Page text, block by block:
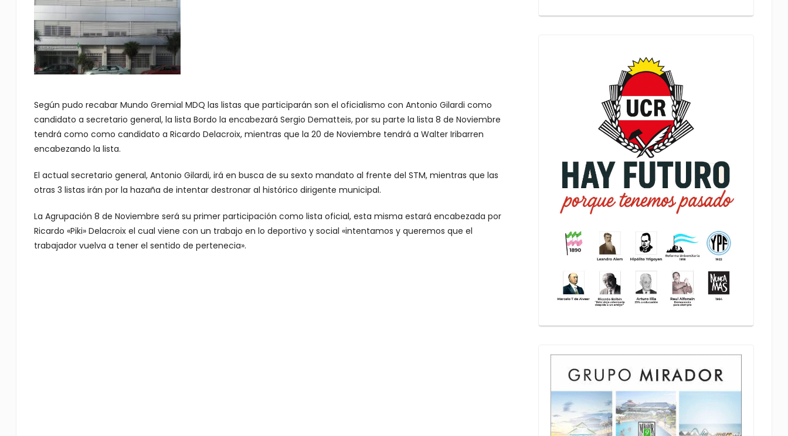
Según pudo recabar Mundo Gremial MDQ las listas que participarán son el oficialismo con Antonio Gilardi como
candidato a secretario general, la lista Bordo la encabezará Sergio Dematteis, por su parte la lista 8 de Noviembre
tendrá como como candidato a Ricardo Delacroix, mientras que la 20 de Noviembre tendrá a Walter Iribarren
encabezando la lista.
El actual secretario general, Antonio Gilardi, irá en busca de su sexto mandato al frente del STM, mientras que las
otras 3 listas irán por la hazaña de intentar destronar al histórico dirigente municipal.
La Agrupación 8 de Noviembre será su primer participación como lista oficial, esta misma estará encabezada por
Ricardo «Piki» Delacroix el cual viene con un trabajo en lo deportivo y social «intentamos y queremos que el
trabajador vuelva a tener el sentido de pertenecia».